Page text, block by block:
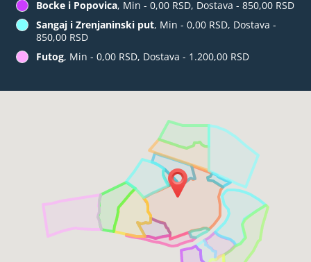
Bocke i Popovica, Min - 0,00 RSD, Dostava - 850,00 RSD
Sangaj i Zrenjaninski put, Min - 0,00 RSD, Dostava -
850,00 RSD
Futog, Min - 0,00 RSD, Dostava - 1.200,00 RSD